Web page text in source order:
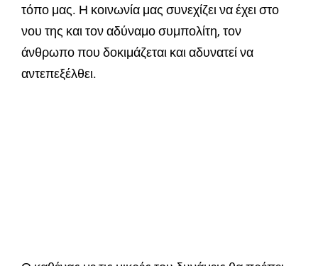
τόπο μας. Η κοινωνία μας συνεχίζει να έχει στο
νου της και τον αδύναμο συμπολίτη, τον
άνθρωπο που δοκιμάζεται και αδυνατεί να
αντεπεξέλθει.